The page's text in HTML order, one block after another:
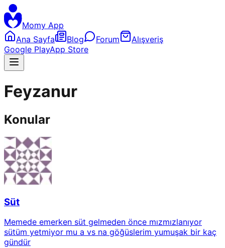
Momy App
Ana Sayfa
Blog Forum
Alışveriş
Google PlayApp Store
Feyzanur
Konular
Süt
Memede emerken süt gelmeden önce mızmızlanıyor
sütüm yetmiyor mu a vs na göğüslerim yumuşak bir kaç
gündür